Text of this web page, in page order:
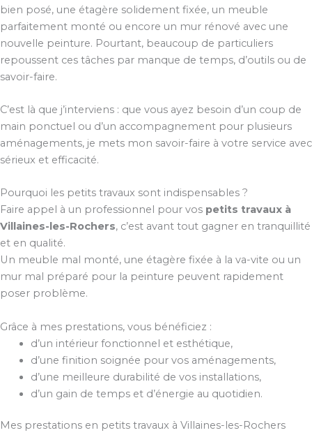
bien posé, une étagère solidement fixée, un meuble
parfaitement monté ou encore un mur rénové avec une
nouvelle peinture. Pourtant, beaucoup de particuliers
repoussent ces tâches par manque de temps, d’outils ou de
savoir-faire.
C’est là que j’interviens : que vous ayez besoin d’un coup de
main ponctuel ou d’un accompagnement pour plusieurs
aménagements, je mets mon savoir-faire à votre service avec
sérieux et efficacité.
Pourquoi les petits travaux sont indispensables ?
Faire appel à un professionnel pour vos petits travaux à
Villaines-les-Rochers, c’est avant tout gagner en tranquillité
et en qualité.
Un meuble mal monté, une étagère fixée à la va-vite ou un
mur mal préparé pour la peinture peuvent rapidement
poser problème.
Grâce à mes prestations, vous bénéficiez :
d’un intérieur fonctionnel et esthétique,
d’une finition soignée pour vos aménagements,
d’une meilleure durabilité de vos installations,
d’un gain de temps et d’énergie au quotidien.
Mes prestations en petits travaux à Villaines-les-Rochers